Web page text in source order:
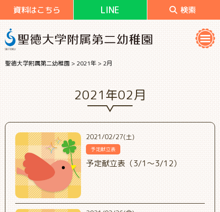
資料はこちら LINE 検索
聖徳大学附属第二幼稚園>2021年>2月
2021年02月
2021/02/27(土)
予定献立表
予定献立表（3/1～3/12）